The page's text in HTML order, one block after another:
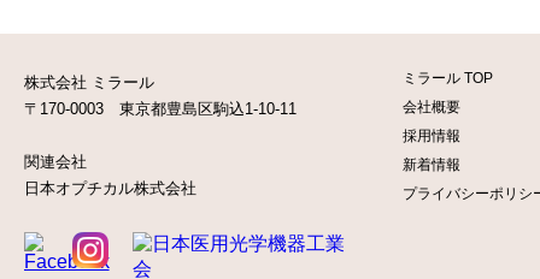
株式会社 ミラール
〒170-0003 東京都豊島区駒込1-10-11
関連会社
日本オプチカル株式会社
ミラール TOP
会社概要
採用情報
新着情報
プライバシーポリシ